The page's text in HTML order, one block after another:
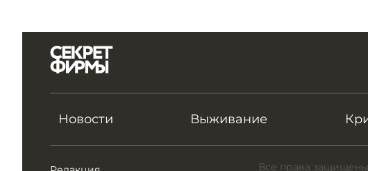
Новости Выживание
Все права